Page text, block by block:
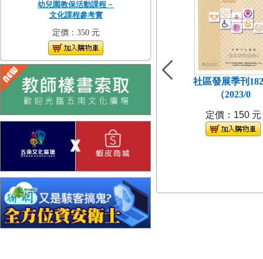
幼兒園教保活動課程－
文化課程參考實
定價：350 元
社區發展季刊
（2023/0
定價：150 元